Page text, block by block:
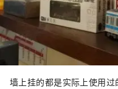
墙上挂的都是实际上使用